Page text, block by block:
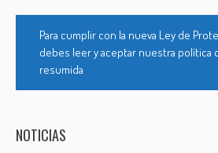
Para cumplir con la nueva Ley de
debes leer y aceptar nuestra política
resumida
NOTICIAS